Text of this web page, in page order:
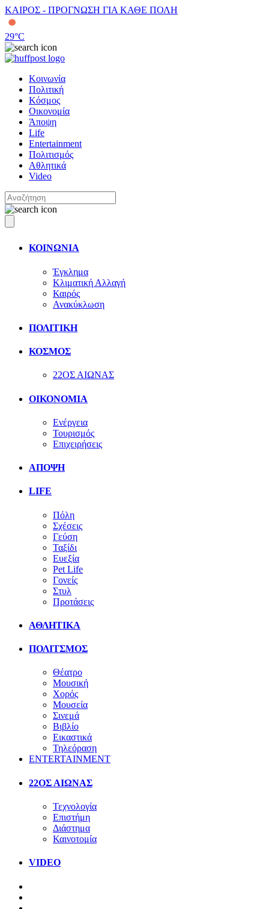
ΚΑΙΡΟΣ - ΠΡΟΓΝΩΣΗ ΓΙΑ ΚΑΘΕ ΠΟΛΗ
29°C
Κοινωνία
Πολιτική
Κόσμος
Οικονομία
Άποψη
Life
Entertainment
Πολιτισμός
Αθλητικά
Video
ΚΟΙΝΩΝΙΑ
Έγκλημα
Κλιματική Αλλαγή
Καιρός
Ανακύκλωση
ΠΟΛΙΤΙΚΗ
ΚΟΣΜΟΣ
22ΟΣ ΑΙΩΝΑΣ
ΟΙΚΟΝΟΜΙΑ
Ενέργεια
Τουρισμός
Επιχειρήσεις
ΑΠΟΨΗ
LIFE
Πόλη
Σχέσεις
Γεύση
Ταξίδι
Ευεξία
Pet Life
Γονείς
Στυλ
Προτάσεις
ΑΘΛΗΤΙΚΑ
ΠΟΛΙΤΣΜΟΣ
Θέατρο
Μουσική
Χορός
Μουσεία
Σινεμά
Βιβλίο
Εικαστικά
Τηλεόραση
ENTERTAINMENT
22ΟΣ ΑΙΩΝΑΣ
Τεχνολογία
Επιστήμη
Διάστημα
Καινοτομία
VIDEO